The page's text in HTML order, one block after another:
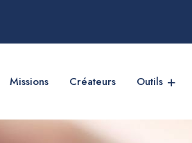
Missions Créateurs Outils